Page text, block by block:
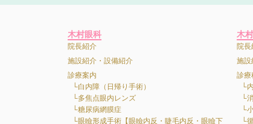
木村眼科
院長紹介
施設紹介・設備紹介
診療案内
白内障（日帰り手術）
多焦点眼内レンズ
糖尿病網膜症
眼瞼形成手術【眼瞼内反・睫毛内反・眼瞼下
木
院長
施設
診療